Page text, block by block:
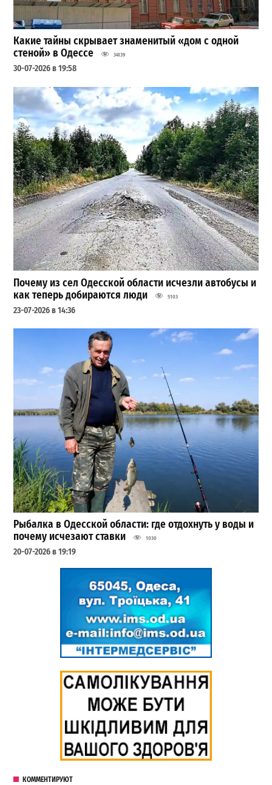
Какие тайны скрывает знаменитый «дом с одной
стеной» в Одессе
34139
30-07-2026 в 19:58
Почему из сел Одесской области исчезли автобусы и
как теперь добираются люди
5103
23-07-2026 в 14:36
Рыбалка в Одесской области: где отдохнуть у воды и
почему исчезают ставки
1030
20-07-2026 в 19:19
КОММЕНТИРУЮТ